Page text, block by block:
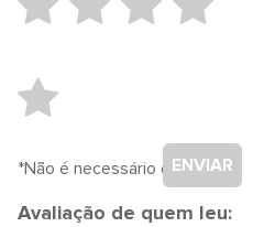
ENVIAR
*Não é necessário cadastro.
Avaliação de quem leu: